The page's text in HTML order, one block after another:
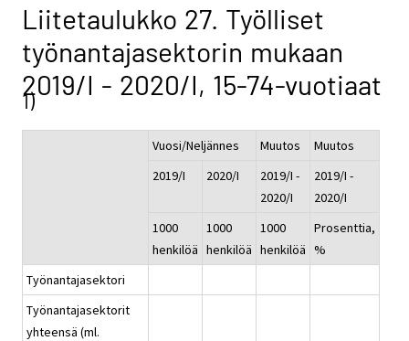
Liitetaulukko 27. Työlliset
työnantajasektorin mukaan
2019/I - 2020/I, 15-74-vuotiaat
1)
Vuosi/Neljännes Muutos
Muutos
2019/I
2020/I
2019/I -
2020/I
2019/I -
2020/I
1000
henkilöä
1000
henkilöä
1000
henkilöä
Prosenttia,
%
Työnantajasektori
Työnantajasektorit
yhteensä (ml.